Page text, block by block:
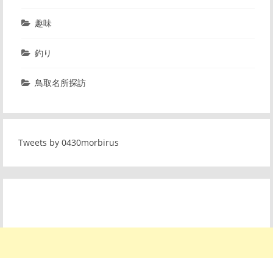
趣味
釣り
鳥取名所探訪
Tweets by 0430morbirus